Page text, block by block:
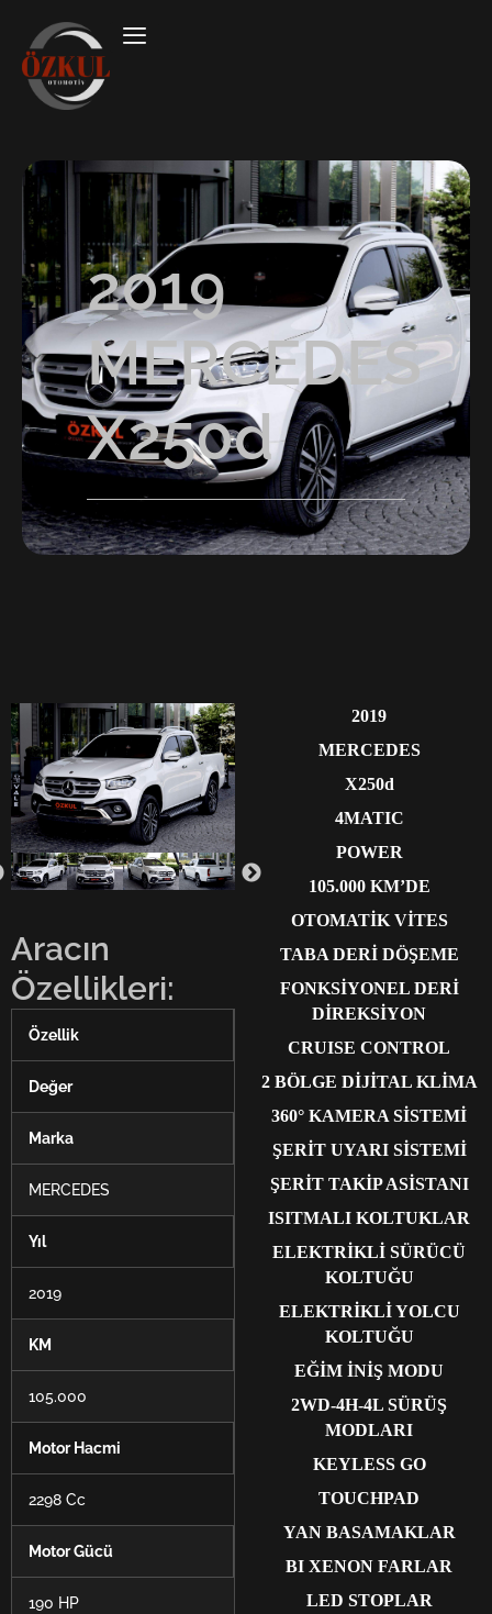
2019
MERCEDES
X250d
Aracın
Özellikleri:
Özellik
Değer
Marka
MERCEDES
Yıl
2019
KM
105.000
Motor Hacmi
2298 Cc
Motor Gücü
190 HP
2019
MERCEDES
X250d
4MATIC
POWER
105.000 KM’DE
OTOMATİK VİTES
TABA DERİ DÖŞEME
FONKSİYONEL DERİ
DİREKSİYON
CRUISE CONTROL
2 BÖLGE DİJİTAL KLİMA
360° KAMERA SİSTEMİ
ŞERİT UYARI SİSTEMİ
ŞERİT TAKİP ASİSTANI
ISITMALI KOLTUKLAR
ELEKTRİKLİ SÜRÜCÜ
KOLTUĞU
ELEKTRİKLİ YOLCU
KOLTUĞU
EĞİM İNİŞ MODU
2WD-4H-4L SÜRÜŞ
MODLARI
KEYLESS GO
TOUCHPAD
YAN BASAMAKLAR
BI XENON FARLAR
LED STOPLAR